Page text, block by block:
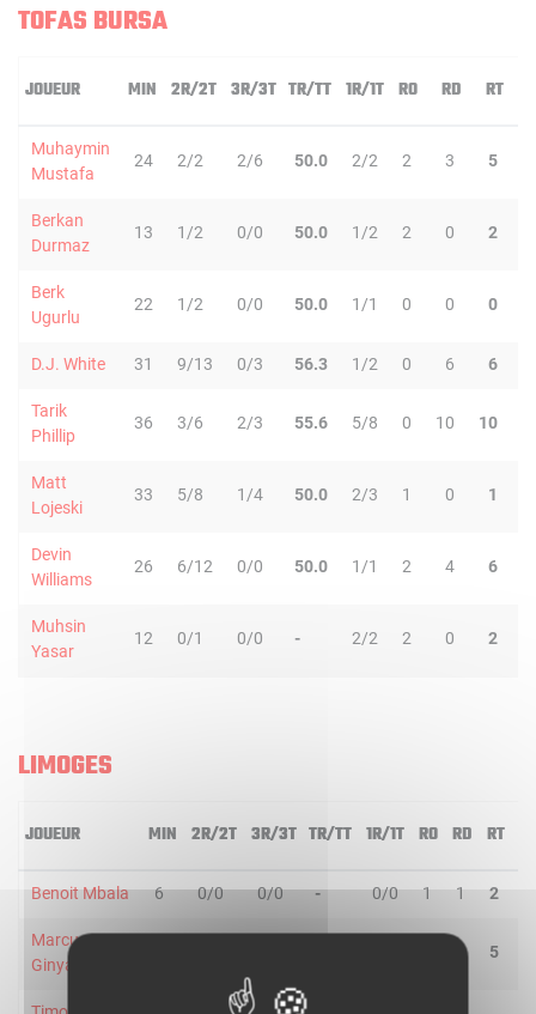
TOFAS BURSA
JOUEUR MIN 2R/2T 3R/3T TR/TT 1R/1T RO RD RT
Muhaymin
Mustafa
24 2/2 2/6 50.0 2/2 2 3 5
Berkan
Durmaz
13 1/2 0/0 50.0 1/2 2 0 2
Berk
Ugurlu
22 1/2 0/0 50.0 1/1 0 0 0
D.J. White 31 9/13 0/3 56.3 1/2 0 6 6
Tarik
Phillip
36 3/6 2/3 55.6 5/8 0 10 10
Matt
Lojeski
33 5/8 1/4 50.0 2/3 1 0 1
Devin
Williams
26 6/12 0/0 50.0 1/1 2 4 6
Muhsin
Yasar
12 0/1 0/0 - 2/2 2 0 2
LIMOGES
JOUEUR MIN 2R/2T 3R/3T TR/TT 1R/1T RO RD RT
Benoit Mbala 6 0/0 0/0 - 0/0 1 1 2
Marcus
Ginyard
5 5